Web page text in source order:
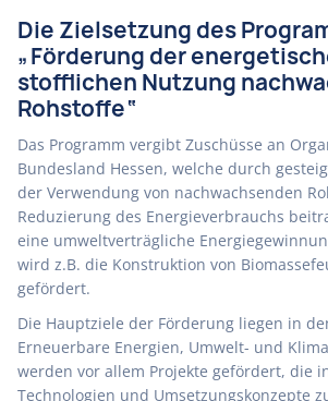
Die Zielsetzung des
„Förderung der
stofflichen Nutzung
Rohstoffe“
Das Programm vergibt Zuschüsse an
Bundesland Hessen, welche durch
der Verwendung von nachwachsenden
Reduzierung des Energieverbrauchs
eine umweltverträgliche
wird z.B. die Konstruktion von
gefördert.
Die Hauptziele der Förderung liegen in
Erneuerbare Energien, Umwelt- und
werden vor allem Projekte gefördert, die
Technologien und Umsetzungskonzepte